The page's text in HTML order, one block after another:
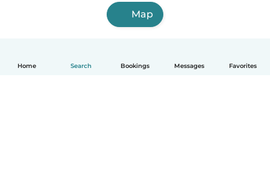
Home Search Bookings Messages Favorites
Map